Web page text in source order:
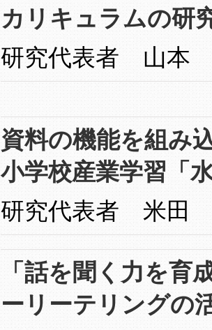
カリキュラムの研
研究代表者 山本
資料の機能を組み
小学校産業学習「
研究代表者 米田
「話を聞く力を育
ーリーテリングの